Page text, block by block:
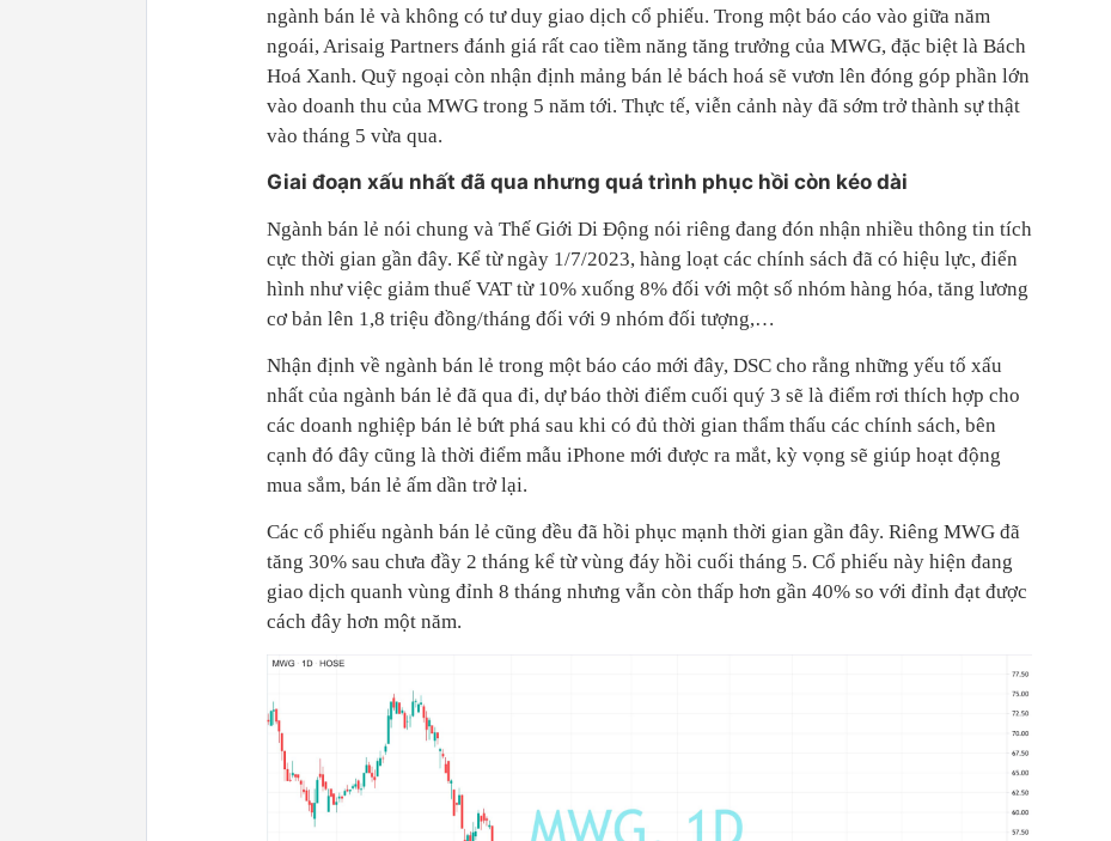
ngành bán lẻ và không có tư duy giao dịch cổ phiếu. Trong một báo cáo vào giữa năm
ngoái, Arisaig Partners đánh giá rất cao tiềm năng tăng trưởng của MWG, đặc biệt là Bách
Hoá Xanh. Quỹ ngoại còn nhận định mảng bán lẻ bách hoá sẽ vươn lên đóng góp phần lớn
vào doanh thu của MWG trong 5 năm tới. Thực tế, viễn cảnh này đã sớm trở thành sự thật
vào tháng 5 vừa qua.
Giai đoạn xấu nhất đã qua nhưng quá trình phục hồi còn kéo dài
Ngành bán lẻ nói chung và Thế Giới Di Động nói riêng đang đón nhận nhiều thông tin tích
cực thời gian gần đây. Kể từ ngày 1/7/2023, hàng loạt các chính sách đã có hiệu lực, điển
hình như việc giảm thuế VAT từ 10% xuống 8% đối với một số nhóm hàng hóa, tăng lương
cơ bản lên 1,8 triệu đồng/tháng đối với 9 nhóm đối tượng,…
Nhận định về ngành bán lẻ trong một báo cáo mới đây, DSC cho rằng những yếu tố xấu
nhất của ngành bán lẻ đã qua đi, dự báo thời điểm cuối quý 3 sẽ là điểm rơi thích hợp cho
các doanh nghiệp bán lẻ bứt phá sau khi có đủ thời gian thẩm thấu các chính sách, bên
cạnh đó đây cũng là thời điểm mẫu iPhone mới được ra mắt, kỳ vọng sẽ giúp hoạt động
mua sắm, bán lẻ ấm dần trở lại.
Các cổ phiếu ngành bán lẻ cũng đều đã hồi phục mạnh thời gian gần đây. Riêng MWG đã
tăng 30% sau chưa đầy 2 tháng kể từ vùng đáy hồi cuối tháng 5. Cổ phiếu này hiện đang
giao dịch quanh vùng đỉnh 8 tháng nhưng vẫn còn thấp hơn gần 40% so với đỉnh đạt được
cách đây hơn một năm.